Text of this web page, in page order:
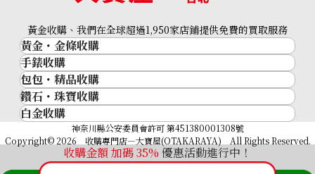
收購金額 加碼35% 優惠活動進行中！
黃金收購、我們在全球超過1,950家店鋪提供免費的買取服務
黃金・金條收購
黃金與貴金屬
金的錠
金幣
黃金過去10年
黃金飾品
黃金戒指
手錶收購
名牌手錶
Rolex
Patek Philippe
Audemars Piguet
Vacheron Constantin
包包・精品收購
品牌精品
Cartier
LOUIS VUITTON
Hermès
CELINE
鑽石・珠寶收購
鑽石･珠寶
祖母綠（翠玉）
紅寶石（紅玉）
白金收購
神奈川縣公安委員會許可 第451380001308號
Copyright© 2026 收購專門店—大寶屋(OTAKARAYA) All Rights Reserved.